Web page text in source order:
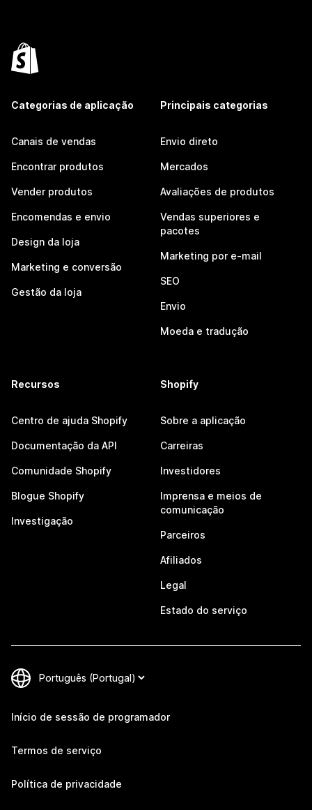
Categorias de aplicação
Canais de vendas
Encontrar produtos
Vender produtos
Encomendas e envio
Design da loja
Marketing e conversão
Gestão da loja
Principais categorias
Envio direto
Mercados
Avaliações de produtos
Vendas superiores e
pacotes
Marketing por e-mail
SEO
Envio
Moeda e tradução
Recursos
Centro de ajuda Shopify
Documentação da API
Comunidade Shopify
Blogue Shopify
Investigação
Shopify
Sobre a aplicação
Carreiras
Investidores
Imprensa e meios de
comunicação
Parceiros
Afiliados
Legal
Estado do serviço
Início de sessão de programador
Termos de serviço
Política de privacidade